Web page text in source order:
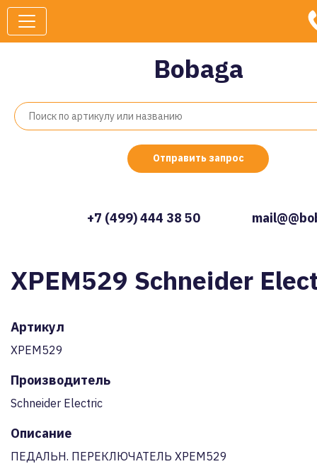
Bobaga
Отправить запрос
+7 (499) 444 38 50
XPEM529 Schneider
Артикул
XPEM529
Производитель
Schneider Electric
Описание
ПЕДАЛЬН. ПЕРЕКЛЮЧАТЕЛЬ XPEM529